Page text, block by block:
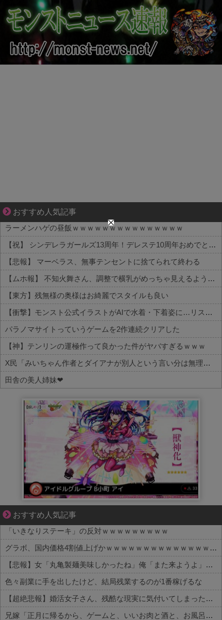
おすすめ人気記事
それは純愛か、それともストーカー疑惑か
ラーメンハゲの昼飯ｗｗｗｗｗｗｗｗｗｗｗｗｗｗｗ
【祝】 シンデレラガールズ13周年！デレステ10周年おめでとう！ガチャ更新SSR八神マキノ・イベントSRイヴ、SR望月聖！
【悲報】 マーベラス、無事テンセントに捨てられて終わる
【ムホ報】 不知火舞さん、調整で横乳がめっちゃ見えるようになるｗｗｗ
【東方】残無様の奥様はお綺麗でスタイルも良い
【衝撃】モンスト公式イラストがAIで水着・下着姿に…リスペクトはどこへ
パラノマサイトっていうゲームを2作連続クリアした
【神】テンリンの運極作って良かった件がヤバすぎるｗｗｗ
X民「みいちゃん作者とダイアナが別人という言い分は無理があるんじゃない？」 バチャ豚「！！！！」シュババババ
田舎の美人姉妹❤
Powered by livedoor 相互RSS
おすすめ人気記事
ブブ家のドタバタが、今日も愛おしい！
「いきなりステーキ」の反対ｗｗｗｗｗｗｗｗｗ
グラボ、国内価格4割値上げかｗｗｗｗｗｗｗｗｗｗｗｗｗｗｗｗ
【悲報】女「丸亀製麺美味しかったね」俺「また来ようよ」店員「お会計2380円になりまーす」→その後『こう』なったんだが俺悪くないよな？？？？？？？？
色々副業に手を出したけど、結局残業するのが1番稼げるな
【超絶悲報】婚活女子さん、残酷な現実に気付いてしまった結果…
兄嫁「正月に帰るから、ゲームと、いいお肉と酒と、お風呂グッズの準備しとけよ」寝起きの私「知るかボケ」兄嫁「キィィィィー！！！！」私「あ…」